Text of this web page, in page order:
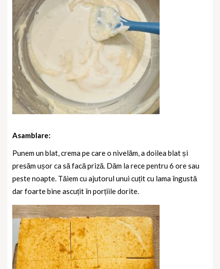
Asamblare:
Punem un blat, crema pe care o nivelăm, a doilea blat și
presăm ușor ca să facă priză. Dăm la rece pentru 6 ore sau
peste noapte. Tăiem cu ajutorul unui cuțit cu lama îngustă
dar foarte bine ascuțit în porțiile dorite.